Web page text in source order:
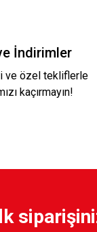
KSK T-
İndirimler
ve özel tekliflerle
kaçırmayın!